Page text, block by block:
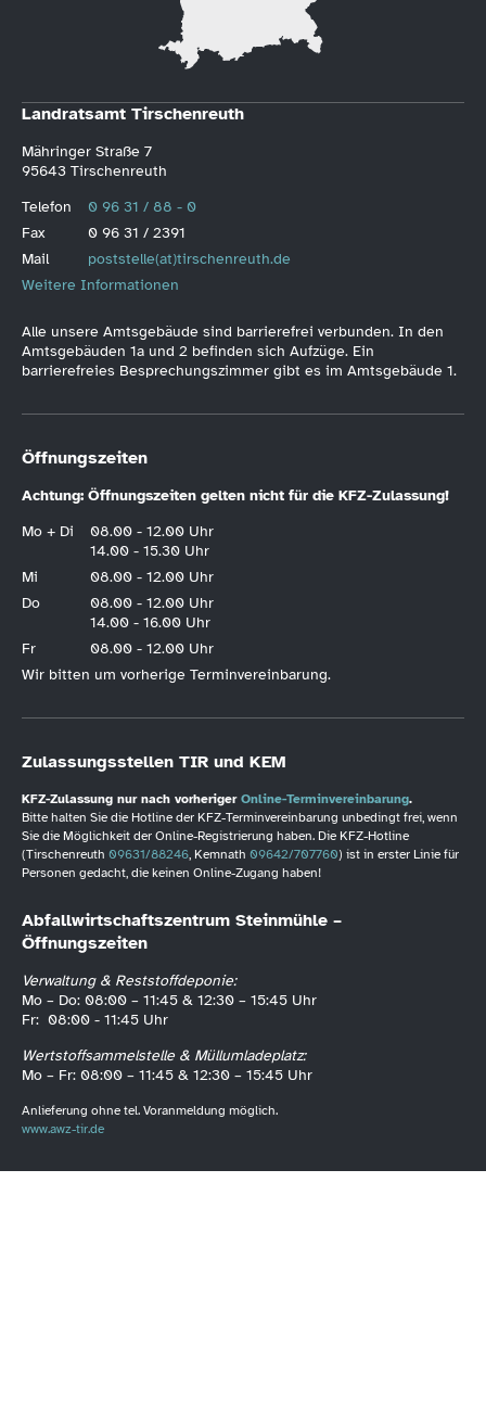
Landratsamt Tirschenreuth
Mähringer Straße 7
95643 Tirschenreuth
Telefon
0 96 31 / 88 - 0
Fax
0 96 31 / 2391
Mail
poststelle(at)tirschenreuth.de
Weitere Informationen
Alle unsere Amtsgebäude sind barrierefrei verbunden. In den
Amtsgebäuden 1a und 2 befinden sich Aufzüge. Ein
barrierefreies Besprechungszimmer gibt es im Amtsgebäude 1.
Öffnungszeiten
Achtung: Öffnungszeiten gelten nicht für die KFZ-Zulassung!
Mo + Di
08.00 - 12.00 Uhr
14.00 - 15.30 Uhr
Mi
08.00 - 12.00 Uhr
Do
08.00 - 12.00 Uhr
14.00 - 16.00 Uhr
Fr
08.00 - 12.00 Uhr
Wir bitten um vorherige Terminvereinbarung.
Zulassungsstellen TIR und KEM
KFZ-Zulassung nur nach vorheriger Online-Terminvereinbarung.
Bitte halten Sie die Hotline der KFZ-Terminvereinbarung unbedingt frei, wenn
Sie die Möglichkeit der Online-Registrierung haben. Die KFZ-Hotline
(Tirschenreuth 09631/88246, Kemnath 09642/707760) ist in erster Linie für
Personen gedacht, die keinen Online-Zugang haben!
Abfallwirtschaftszentrum Steinmühle –
Öffnungszeiten
Verwaltung & Reststoffdeponie:
Mo – Do: 08:00 – 11:45 & 12:30 – 15:45 Uhr
Fr: 08:00 - 11:45 Uhr
Wertstoffsammelstelle & Müllumladeplatz:
Mo – Fr: 08:00 – 11:45 & 12:30 – 15:45 Uhr
Anlieferung ohne tel. Voranmeldung möglich.
www.awz-tir.de